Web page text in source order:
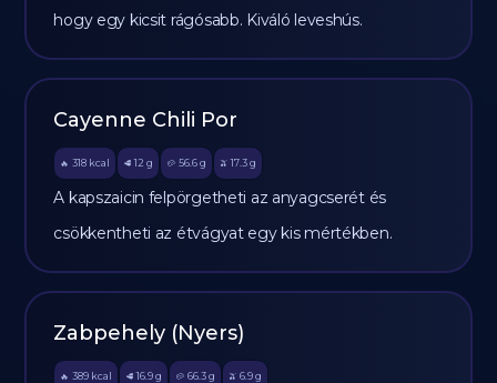
hogy egy kicsit rágósabb. Kiváló leveshús.
Cayenne Chili Por
🔥 318 kcal 🥩 12 g 🥔 56.6g 🫒 17.3 g
A kapszaicin felpörgetheti az anyagcserét és
csökkentheti az étvágyat egy kis mértékben.
Zabpehely (Nyers)
🔥 389 kcal 🥩 16.9 g 🥔 66.3g 🫒 6.9 g